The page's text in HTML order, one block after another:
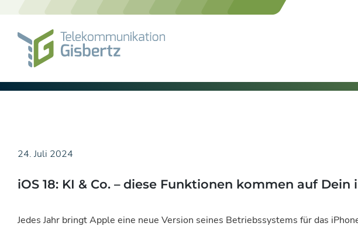
Skip
24. Juli 2024
iOS 18: KI & Co. – diese Funktionen kommen auf Dein
Jedes Jahr bringt Apple eine neue Version seines Betriebssystems für das